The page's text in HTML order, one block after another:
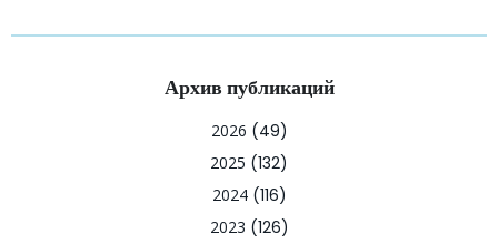
Архив публикаций
2026 (49)
2025 (132)
2024(116)
2023 (126)